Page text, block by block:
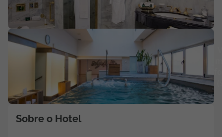
Agências
Apoio ao cliente em Portugal
218 925 471
Sobre o Hotel